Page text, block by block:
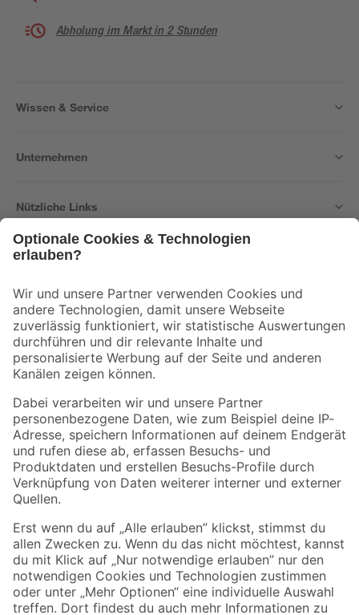
Abholung im Markt in 2 Stunden
Wissen & Service
Unternehmen
Nützliche Links
Der toom Newsletter: Keine Angebote und Aktionen mehr verpassen!
Zur Newsletter Anmeldung
Folge uns
Zahlungsarten Versandarten
Sicher einkaufen
Jetzt die toom-App herunterladen